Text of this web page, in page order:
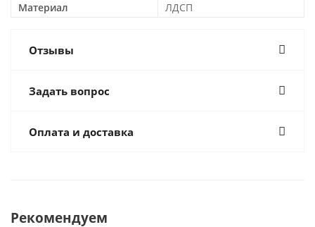
Материал
ЛДСП
Отзывы
Задать вопрос
Оплата и доставка
Рекомендуем